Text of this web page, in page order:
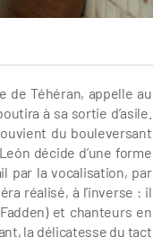
de Téhéran, appelle au
à sa sortie d’asile.
du bouleversant
décide d’une forme
par la vocalisation, par
réalisé, à l’inverse : il
et chanteurs en
la délicatesse du tact